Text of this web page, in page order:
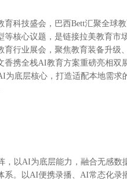
科技盛会，巴西Bett汇聚全球
等核心议题，是链接拉美教育市
育行业展会，聚焦教育装备升级
香携全栈AI教育方案重磅亮相
为底层核心，打造适配本地需求
以AI为底层能力，融合无感数
系。以AI便携录播、AI常态化录